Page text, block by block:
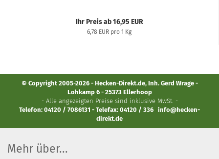
Ihr Preis ab 16,95 EUR
6,78 EUR pro 1 Kg
© Copyright 2005-2026 - Hecken-Direkt.de, Inh. Gerd Wrage -
Lohkamp 6 - 25373 Ellerhoop
- Alle angezeigten Preise sind inklusive MwSt. -
Telefon: 04120 / 7086131 - Telefax: 04120 / 336 info@hecken-
direkt.de
Mehr über...